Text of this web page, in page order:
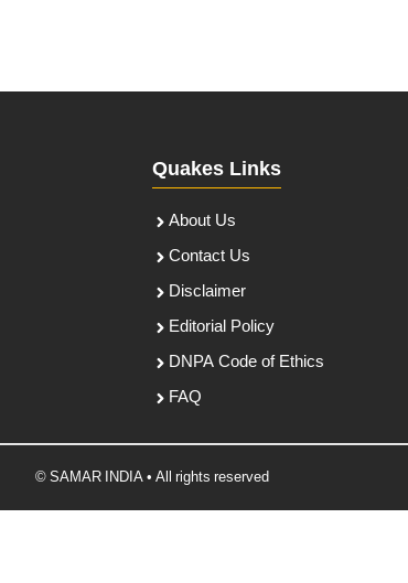
Quakes Links
About Us
Contact Us
Disclaimer
Editorial Policy
DNPA Code of Ethics
FAQ
© SAMAR INDIA • All rights reserved